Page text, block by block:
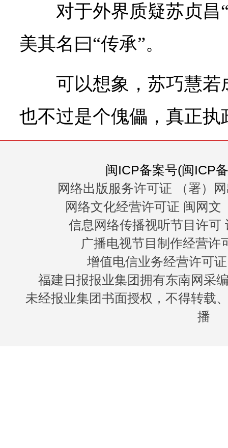
对于外界质疑苏贞昌
美其名曰“传承”。
可以想象，苏巧慧
也不过是个傀儡，真正执
闽ICP备案号(闽ICP
网络出版服务许可证 （署）
网络文化经营许可证 闽网文
信息网络传播视听节目许可
广播电视节目制作经营许
增值电信业务经营许可
福建日报报业集团拥有东南网采
未经报业集团书面授权，不得转载
播